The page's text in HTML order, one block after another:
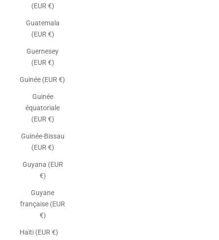
(EUR €)
Guatemala
(EUR €)
Guernesey
(EUR €)
Guinée (EUR €)
Guinée
équatoriale
(EUR €)
Guinée-Bissau
(EUR €)
Guyana (EUR
€)
Guyane
française (EUR
€)
Haïti (EUR €)